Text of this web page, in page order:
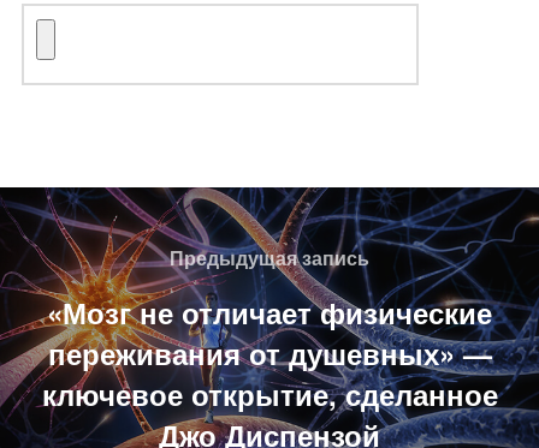
Навигация
по
записям
Предыдущая
запись
Предыдущая запись
«Мозг не отличает физические
переживания от душевных» —
ключевое открытие, сделанное
Джо Диспензой